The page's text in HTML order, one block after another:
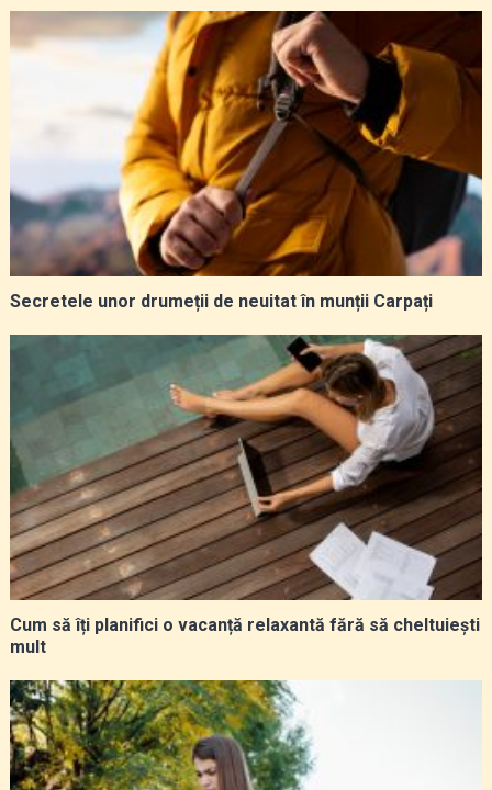
Secretele unor drumeții de neuitat în munții Carpați
Cum să îți planifici o vacanță relaxantă fără să cheltuiești
mult